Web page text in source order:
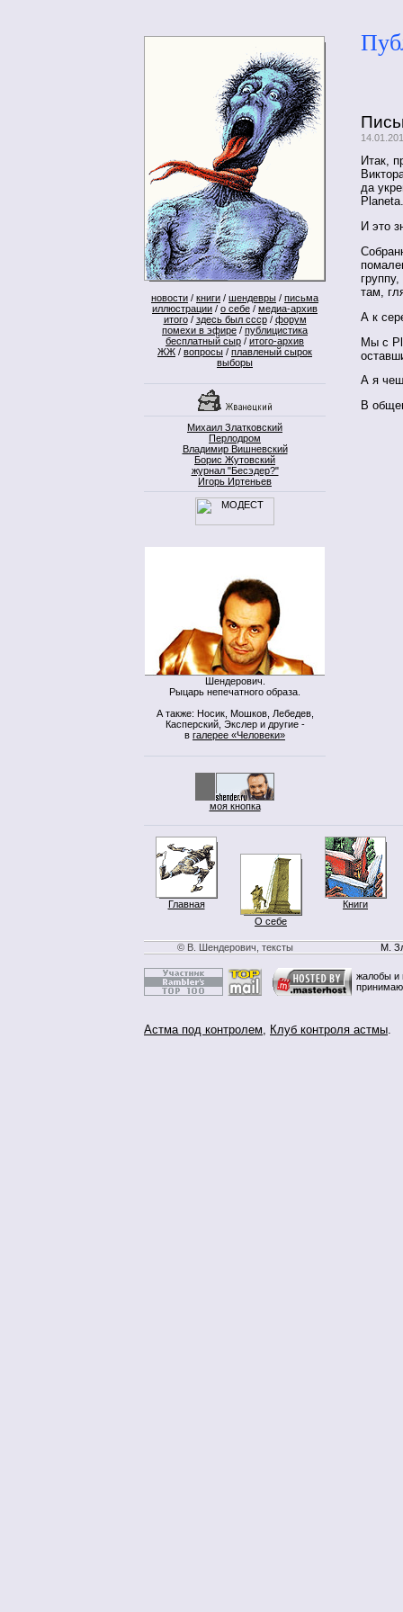
новости / книги / шендевры / письма
иллюстрации / о себе / медиа-архив
итого/ здесь был ссср/ форум
помехи в эфире / публицистика
бесплатный сыр / итого-архив
ЖЖ / вопросы / плавленый сырок
выборы
Михаил Златковский
Перлодром
Владимир Вишневский
Борис Жутовский
журнал "Бесэдер?"
Игорь Иртеньев
Шендерович.
Рыцарь непечатного образа.
А также: Носик, Мошков, Лебедев,
Касперский, Экслер и другие -
в галерее «Человеки»
моя кнопка
Итак,
да
И это
там,
А к
Мы с
А я
В
Главная
О себе
Книги
© В. Шендерович, тексты М.
жалобы и
Астма под контролем, Клуб контроля астмы.